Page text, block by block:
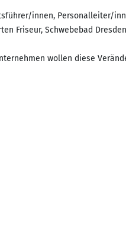
innen, Personalleiter/
Friseur, Schwebebad
wollen diese